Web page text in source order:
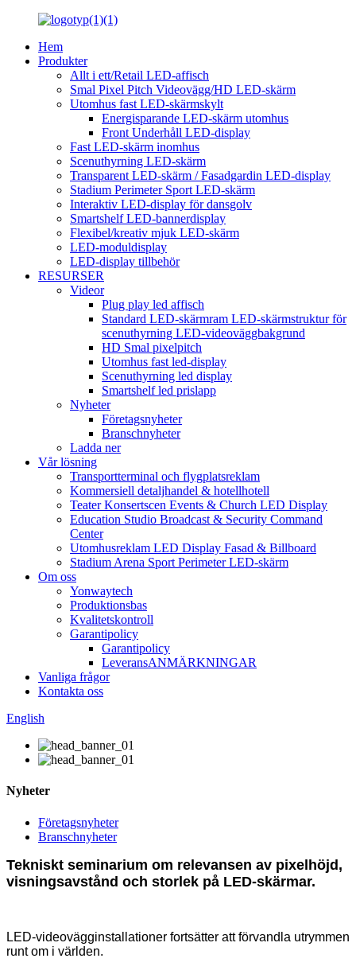
Hem
Produkter
Allt i ett/Retail LED-affisch
Smal Pixel Pitch Videovägg/HD LED-skärm
Utomhus fast LED-skärmskylt
Energisparande LED-skärm utomhus
Front Underhåll LED-display
Fast LED-skärm inomhus
Scenuthyrning LED-skärm
Transparent LED-skärm / Fasadgardin LED-display
Stadium Perimeter Sport LED-skärm
Interaktiv LED-display för dansgolv
Smartshelf LED-bannerdisplay
Flexibel/kreativ mjuk LED-skärm
LED-moduldisplay
LED-display tillbehör
RESURSER
Videor
Plug play led affisch
Standard LED-skärmram LED-skärmstruktur för
scenuthyrning LED-videoväggbakgrund
HD Smal pixelpitch
Utomhus fast led-display
Scenuthyrning led display
Smartshelf led prislapp
Nyheter
Företagsnyheter
Branschnyheter
Ladda ner
Vår lösning
Transportterminal och flygplatsreklam
Kommersiell detaljhandel & hotellhotell
Teater Konsertscen Events & Church LED Display
Education Studio Broadcast & Security Command
Center
Utomhusreklam LED Display Fasad & Billboard
Stadium Arena Sport Perimeter LED-skärm
Om oss
Yonwaytech
Produktionsbas
Kvalitetskontroll
Garantipolicy
Garantipolicy
LeveransANMÄRKNINGAR
Vanliga frågor
Kontakta oss
English
Nyheter
Företagsnyheter
Branschnyheter
Tekniskt seminarium om relevansen av pixelhöjd,
visningsavstånd och storlek på LED-skärmar.
LED-videovägginstallationer fortsätter att förvandla utrymmen
runt om i världen.